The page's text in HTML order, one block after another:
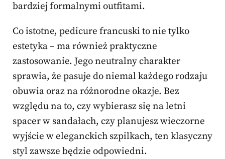
bardziej formalnymi outfitami.
Co istotne, pedicure francuski to nie tylko
estetyka – ma również praktyczne
zastosowanie. Jego neutralny charakter
sprawia, że pasuje do niemal każdego rodzaju
obuwia oraz na różnorodne okazje. Bez
względu na to, czy wybierasz się na letni
spacer w sandałach, czy planujesz wieczorne
wyjście w eleganckich szpilkach, ten klasyczny
styl zawsze będzie odpowiedni.